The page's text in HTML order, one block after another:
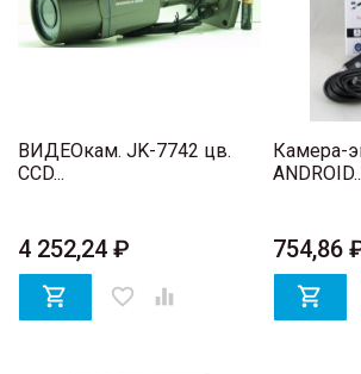
ВИДЕОкам. JK-7742 цв.
CCD...
4 252,24 ₽
 favorite_border 
Камера-
754,86
